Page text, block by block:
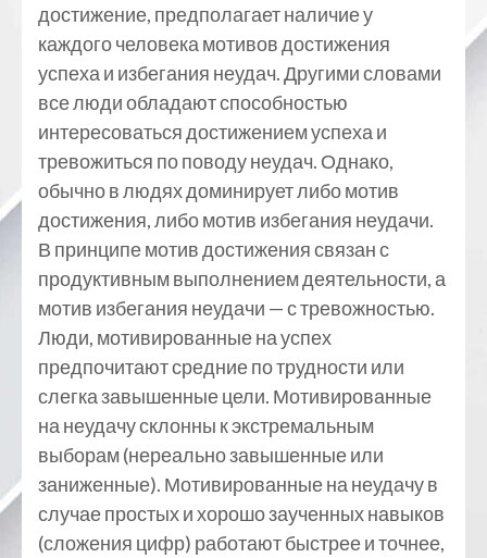
достижение, предполагает наличие у
каждого человека мотивов достижения
успеха и избегания неудач. Другими словами
все люди обладают способностью
интересоваться достижением успеха и
тревожиться по поводу неудач. Однако,
обычно в людях доминирует либо мотив
достижения, либо мотив избегания неудачи.
В принципе мотив достижения связан с
продуктивным выполнением деятельности, а
мотив избегания неудачи — с тревожностью.
Люди, мотивированные на успех
предпочитают средние по трудности или
слегка завышенные цели. Мотивированные
на неудачу склонны к экстремальным
выборам (нереально завышенные или
заниженные). Мотивированные на неудачу в
случае простых и хорошо заученных навыков
(сложения цифр) работают быстрее и точнее,